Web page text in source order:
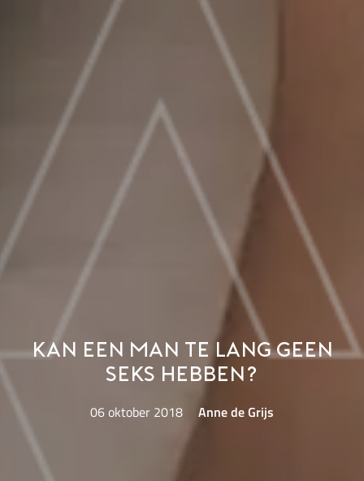
Kan een man te lang geen
seks hebben?
06 oktober 2018 Anne de Grijs